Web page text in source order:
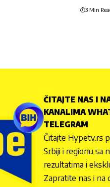
3 Min
ČITAJTE NAS I
KANALIMA
TELEGRAM
Čitajte Hypetv.rs
Srbiji i regionu sa
rezultatima i
Zapratite nas i na